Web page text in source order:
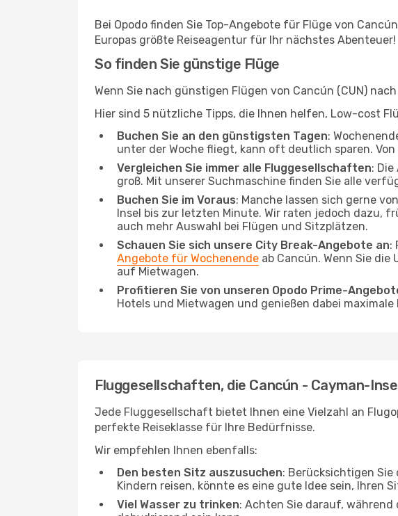
Bei Opodo finden Sie Top-Angebote für Flüge von
Europas größte Reiseagentur für Ihr nächstes Abenteuer!
So finden Sie günstige Flüge
Wenn Sie nach günstigen Flügen von Cancún (CUN)
Hier sind 5 nützliche Tipps, die Ihnen helfen, Low-cost
Buchen Sie an den günstigsten Tagen:
unter der Woche fliegt, kann oft deutlich sparen.
Vergleichen Sie immer alle Fluggesellschaften:
groß. Mit unserer Suchmaschine finden Sie alle
Buchen Sie im Voraus: Manche lassen sich gerne
Insel bis zur letzten Minute. Wir raten jedoch dazu,
auch mehr Auswahl bei Flügen und Sitzplätzen.
Schauen Sie sich unsere City Break-Angebote an:
Angebote für Wochenende ab Cancún. Wenn Sie
auf Mietwagen.
Profitieren Sie von unseren Opodo Prime-
Hotels und Mietwagen und genießen dabei
Fluggesellschaften, die Cancún - Cayman-
Jede Fluggesellschaft bietet Ihnen eine Vielzahl an
perfekte Reiseklasse für Ihre Bedürfnisse.
Wir empfehlen Ihnen ebenfalls:
Den besten Sitz auszusuchen: Berücksichtigen Sie
Kindern reisen, könnte es eine gute Idee sein, Ihren
Viel Wasser zu trinken: Achten Sie darauf, während